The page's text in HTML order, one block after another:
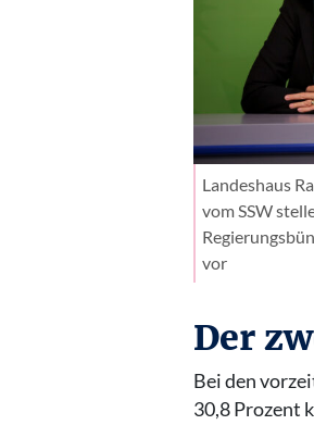
Landeshaus
vom SSW
vor
Der
Bei den
30,8 Prozent